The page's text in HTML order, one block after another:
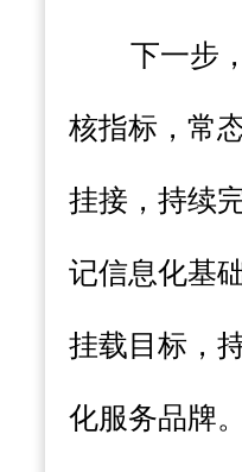
下一步
核指标，常
挂接，持续
记信息化基
挂载目标，
化服务品牌。